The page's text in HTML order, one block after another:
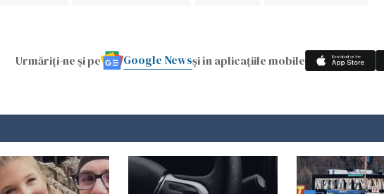
Urmăriți-ne și pe Google Newsși în aplicațiile mobile